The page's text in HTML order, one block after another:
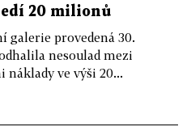
20 milionů
galerie provedená 30.
nesoulad mezi
ve výši 20...